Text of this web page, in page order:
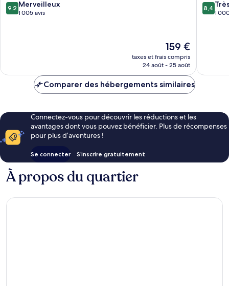
9.2
sur
9,2 Merveilleux
1 005 avis
Le
nouveau
prix
de
159 €
taxes et frais compris
24 août - 25 août
8.4
sur
8,4
1
Comparer des hébergements similaires
Connectez-vous pour découvrir les réductions et les
avantages dont vous pouvez bénéficier. Plus de récompenses
pour plus d’aventures !
Se connecter S’inscrire gratuitement
À propos du quartier